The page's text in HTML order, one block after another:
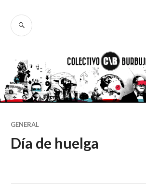
contenido
BUSCAR
GENERAL
Día de huelga